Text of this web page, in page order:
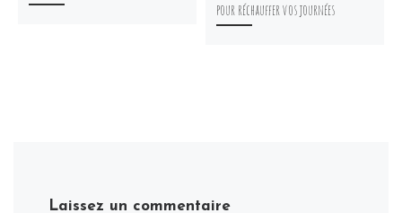
pour réchauffer vos journées
Laissez un commentaire